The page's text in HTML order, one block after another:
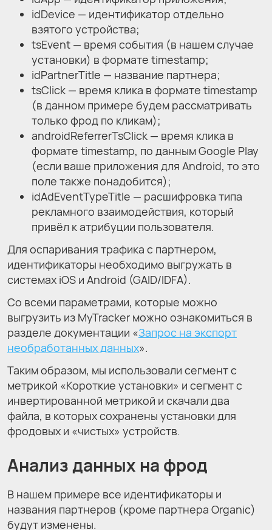
idDevice — идентификатор отдельно
взятого устройства;
tsEvent — время события (в нашем случае
установки) в формате timestamp;
idPartnerTitle — название партнера;
tsClick — время клика в формате timestamp
(в данном примере будем рассматривать
только фрод по кликам);
androidReferrerTsClick — время клика в
формате timestamp, по данным Google Play
(если ваше приложения для Android, то это
поле также понадобится);
idAdEventTypeTitle — расшифровка типа
рекламного взаимодействия, который
привёл к атрибуции пользователя.
Для оспаривания трафика с партнером,
идентификаторы необходимо выгружать в
системах iOS и Android (GAID/IDFA).
Со всеми параметрами, которые можно
выгрузить из MyTracker можно ознакомиться в
разделе документации «Запрос на экспорт
необработанных данных».
Таким образом, мы использовали сегмент с
метрикой «Короткие установки» и сегмент с
инвертированной метрикой и скачали два
файла, в которых сохранены установки для
фродовых и «чистых» устройств.
Анализ данных на фрод
В нашем примере все идентификаторы и
названия партнеров (кроме партнера Organic)
будут изменены.